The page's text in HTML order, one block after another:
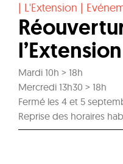
| L'Extension |
l’Extension
Mardi 10h > 18h
Mercredi 13h30 > 18h
Fermé les 4 et 5
Reprise des horaires